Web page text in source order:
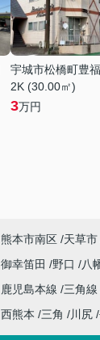
宇城市松橋町豊福
2K (30.00㎡)
3万円
熊本市南区 天草市
御幸笛田 野口 八
鹿児島本線 三角線
西熊本 三角 川尻